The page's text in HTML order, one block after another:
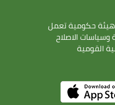
هيئة حكومية تعمل
وسياسات الاصلاح
القومية